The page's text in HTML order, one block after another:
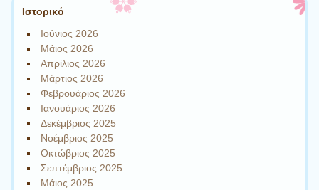
Ιστορικό
Ιούνιος 2026
Μάιος 2026
Απρίλιος 2026
Μάρτιος 2026
Φεβρουάριος 2026
Ιανουάριος 2026
Δεκέμβριος 2025
Νοέμβριος 2025
Οκτώβριος 2025
Σεπτέμβριος 2025
Μάιος 2025